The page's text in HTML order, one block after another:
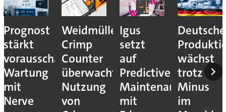
Prognost
stärkt
vorausschauende
Wartung
mit
Nerve
Weidmüller:
Crimp
Counter
überwacht
Nutzung
von
Igus
setzt
auf
Predictive
Maintenance
mit
Deutsche
wächst
trotz
Minus
im